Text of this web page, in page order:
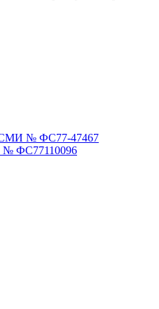
СМИ № ФС77-47467
№ ФС77110096